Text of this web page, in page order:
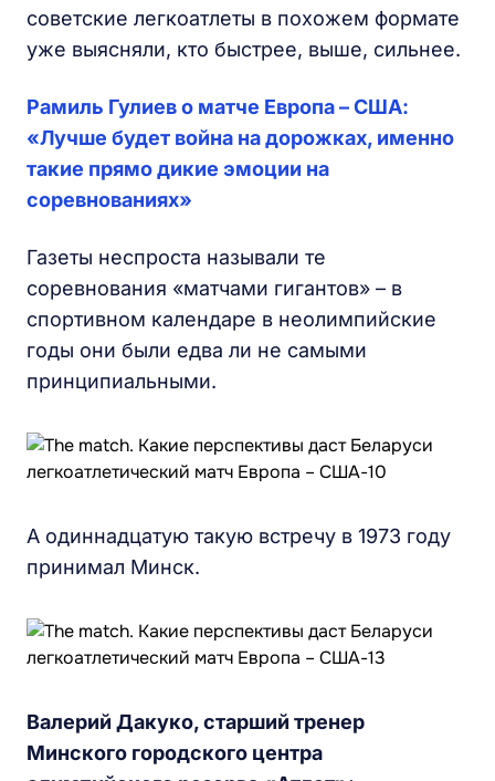
советские легкоатлеты в похожем формате
уже выясняли, кто быстрее, выше, сильнее.
Рамиль Гулиев о матче Европа – США:
«Лучше будет война на дорожках, именно
такие прямо дикие эмоции на
соревнованиях»
Газеты неспроста называли те
соревнования «матчами гигантов» – в
спортивном календаре в неолимпийские
годы они были едва ли не самыми
принципиальными.
А одиннадцатую такую встречу в 1973 году
принимал Минск.
Валерий Дакуко, старший тренер
Минского городского центра